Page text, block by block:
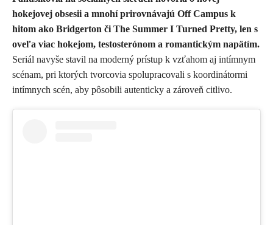
hokejovej obsesii a mnohí prirovnávajú Off Campus k
hitom ako Bridgerton či The Summer I Turned Pretty, len s
oveľa viac hokejom, testosterónom a romantickým napätím.
Seriál navyše stavil na moderný prístup k vzťahom aj intímnym
scénam, pri ktorých tvorcovia spolupracovali s koordinátormi
intímnych scén, aby pôsobili autenticky a zároveň citlivo.